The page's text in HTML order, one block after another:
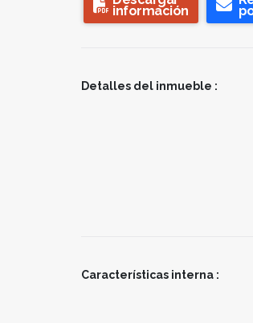
información
Detalles del inmueble :
Características interna :